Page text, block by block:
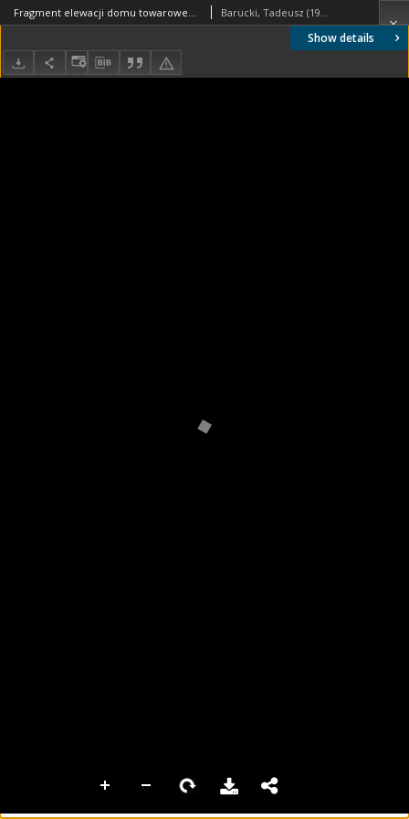
Show details
Fragment elewacji domu towarowego, widok od strony ulicy, Rotterdam, Niderlandy Barucki, Tadeusz (1922- ). Fotograf